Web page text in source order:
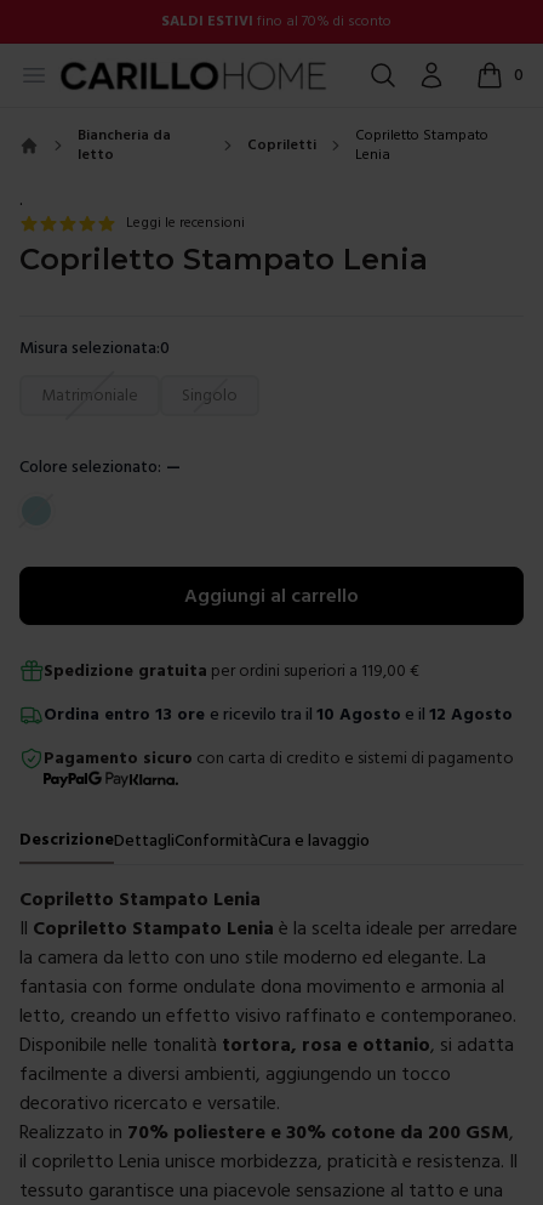
SALDI ESTIVI fino al 70% di sconto
Open menu Cerca Account 0
items
Biancheria da
letto
Copriletti
Copriletto Stampato
Lenia
.
Leggi le recensioni
Copriletto Stampato Lenia
Misura selezionata:0
Scegli una misura
Matrimoniale Singolo
Colore selezionato: —
Aggiungi al carrello
Spedizione gratuita per ordini superiori a 119,00 €
Ordina entro 13 ore e ricevilo tra il 10 Agosto e il 12 Agosto
Pagamento sicuro con carta di credito e sistemi di pagamento
DescrizioneDettagliConformitàCura e lavaggio
Copriletto Stampato Lenia
Il Copriletto Stampato Lenia è la scelta ideale per arredare
la camera da letto con uno stile moderno ed elegante. La
fantasia con forme ondulate dona movimento e armonia al
letto, creando un effetto visivo raffinato e contemporaneo.
Disponibile nelle tonalità tortora, rosa e ottanio, si adatta
facilmente a diversi ambienti, aggiungendo un tocco
decorativo ricercato e versatile.
Realizzato in 70% poliestere e 30% cotone da 200 GSM,
il copriletto Lenia unisce morbidezza, praticità e resistenza. Il
tessuto garantisce una piacevole sensazione al tatto e una